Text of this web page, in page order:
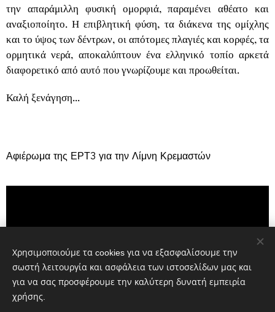
την απαράμιλλη φυσική ομορφιά, παραμένει αθέατο και
αναξιοποίητο. Η επιβλητική φύση, τα διάκενα της ομίχλης
και το ύψος των δέντρων, οι απότομες πλαγιές και κορφές, τα
ορμητικά νερά, αποκαλύπτουν ένα ελληνικό τοπίο αρκετά
διαφορετικό από αυτό που γνωρίζουμε και προωθείται.
Καλή ξενάγηση...
Αφιέρωμα της ΕΡΤ3 για την Λίμνη Κρεμαστών
Χρησιμοποιούμε τα cookies για να εξασφαλίσουμε την
σωστή λειτουργία και ασφάλεια των ιστοσελίδων μας και
για να σας προσφέρουμε την καλύτερη δυνατή εμπειρία
χρήσης.